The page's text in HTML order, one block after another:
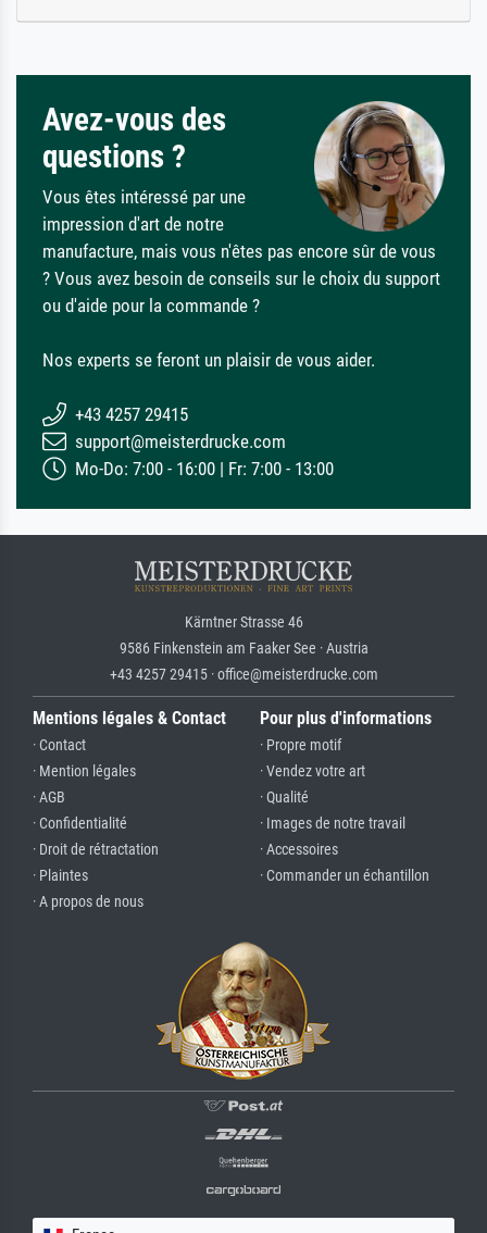
Avez-vous des
questions ?
Vous êtes intéressé par une
impression d'art de notre
manufacture, mais vous n'êtes pas encore sûr de vous
? Vous avez besoin de conseils sur le choix du support
ou d'aide pour la commande ?
Nos experts se feront un plaisir de vous aider.
+43 4257 29415
support@meisterdrucke.com
Mo-Do: 7:00 - 16:00 | Fr: 7:00 - 13:00
Kärntner Strasse 46
9586 Finkenstein am Faaker See · Austria
+43 4257 29415 · office@meisterdrucke.com
Mentions légales & Contact
· Contact
· Mention légales
· AGB
· Confidentialité
· Droit de rétractation
· Plaintes
· A propos de nous
Pour plus d'informations
· Propre motif
· Vendez votre art
· Qualité
· Images de notre travail
· Accessoires
· Commander un échantillon